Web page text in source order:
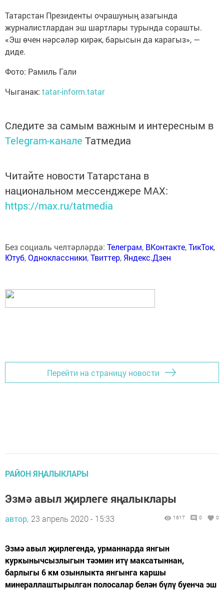
Татарстан Президенты очрашуның азагында
журналистлардан эш шартлары турында сорашты.
«Эш өчен нәрсәләр кирәк, барысын да карагыз», —
диде.
Фото: Рамиль Гали
Чыганак: tatar-inform.tatar
Следите за самым важным и интересным в
Telegram-канале Татмедиа
Читайте новости Татарстана в
национальном мессенджере MАХ:
https://max.ru/tatmedia
Без социаль челтәрләрдә: Телеграм, ВКонтакте,ТикТок,
Ютуб,Одноклассники,Твиттер, Яндекс.Дзен
Перейти на страницу новости
РАЙОН ЯҢАЛЫКЛАРЫ
Эзмә авыл җирлеге яңалыклары
автор, 23 апрель 2020 - 15:33 1617 0 0
Эзмә авыл җирлегендә, урманнарда янгын
куркынычсызлыгын тәэмин итү максатыннан,
барлыгы 6 км озынлыкта янгынга каршы
минераллаштырылган полосалар белән бүлү буенча эш